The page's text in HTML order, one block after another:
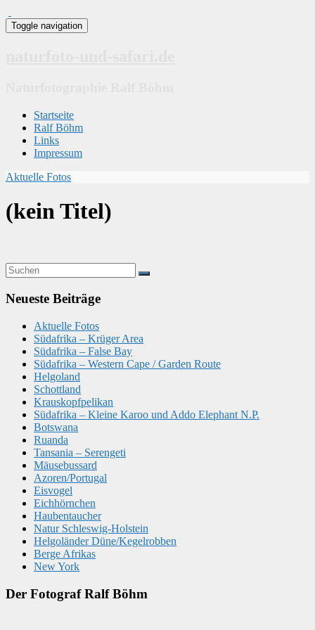
Toggle navigation
Startseite
Ralf Böhm
Links
Impressum
Aktuelle Fotos
(kein Titel)
Neueste Beiträge
Aktuelle Fotos
Südafrika – Krüger Area
Südafrika – False Bay
Südafrika – Western Cape / Garden Route
Helgoland
Schottland
Krauskopfpelikan
Südafrika – Kleine Karoo und Addo Elephant N.P.
Botswana
Ruanda
Tansania – Serengeti
Mäusebussard
Azoren/Portugal
Eisvogel
Eichhörnchen
Haubentaucher
Natur Schleswig-Holstein
Helgoländer Düne/Kegelrobben
Berge Afrikas
New York
Der Fotograf Ralf Böhm